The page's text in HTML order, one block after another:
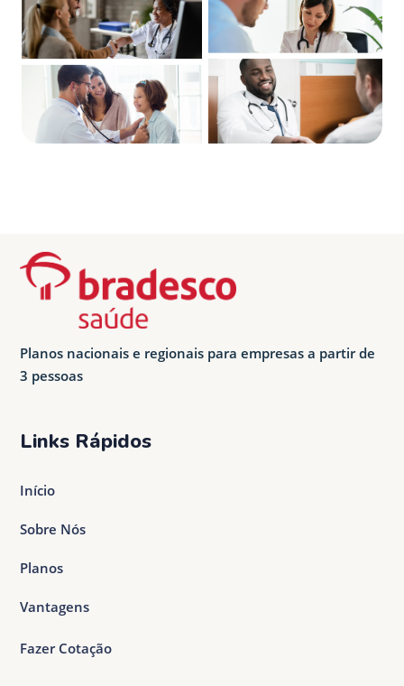
Planos nacionais e regionais para empresas a partir de
3 pessoas
Links Rápidos
Início
Sobre Nós
Planos
Vantagens
Fazer Cotação